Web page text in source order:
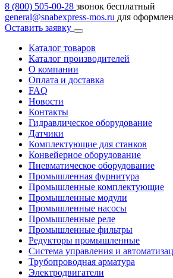
8 (800) 505-00-28 звонок бесплатный
general@snabexpress-mos.ru для
Оставить заявку
Каталог товаров
Каталог производителей
О компании
Оплата и доставка
FAQ
Новости
Контакты
Гидравлическое оборудование
Датчики
Комплектующие для станков
Конвейерное оборудование
Пневматическое оборудование
Промышленная фурнитура
Промышленные комплектующие
Промышленные модули
Промышленные насосы
Промышленные реле
Промышленные фильтры
Редукторы промышленные
Система управления и
Трубопроводная арматура
Электродвигатели